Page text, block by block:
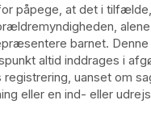
påpege, at det i
alene
barnet.
altid inddrages i
uanset om
eller en ind- eller